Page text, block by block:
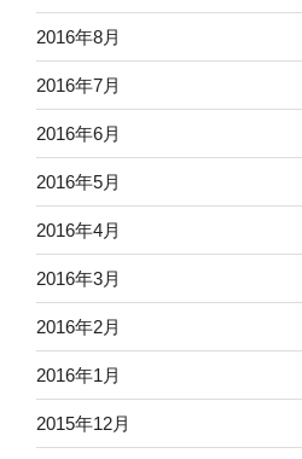
2016年8月
2016年7月
2016年6月
2016年5月
2016年4月
2016年3月
2016年2月
2016年1月
2015年12月